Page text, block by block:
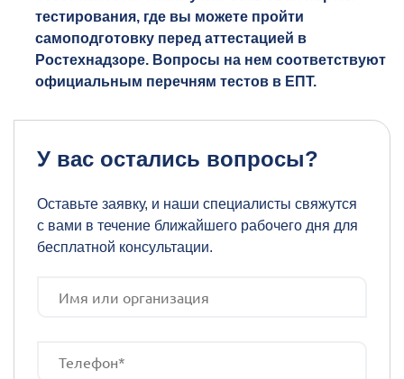
тестирования, где вы можете пройти
самоподготовку перед аттестацией в
Ростехнадзоре. Вопросы на нем соответствуют
официальным перечням тестов в ЕПТ.
У вас остались вопросы?
Оставьте заявку, и наши специалисты свяжутся
с вами в течение ближайшего рабочего дня для
бесплатной консультации.